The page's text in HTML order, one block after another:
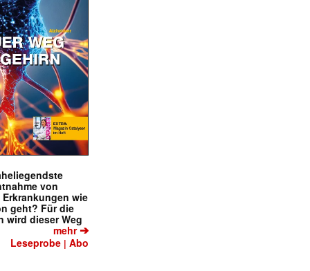
von
wie
geht? Für die
wird dieser Weg
mehr➔
Leseprobe |Abo